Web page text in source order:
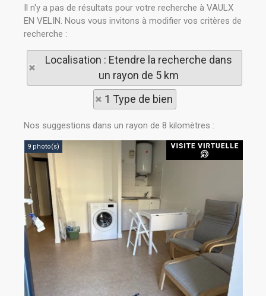
Il n'y a pas de résultats pour votre recherche à VAULX
EN VELIN. Nous vous invitons à modifier vos critères de
recherche :
Localisation : Etendre la recherche dans
un rayon de 5 km
1 Type de bien
Nos suggestions dans un rayon de 8 kilomètres :
9 photo(s)